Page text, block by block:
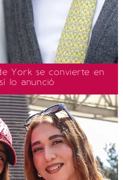
York se convierte en
lo anunció